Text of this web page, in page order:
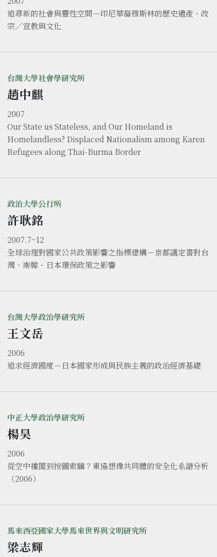
追尋新的社會與靈性空間－印尼華裔穆斯林的歷史遺產、改
宗／宣教與文化
台灣大學社會學研究所
趙中麒
2007
Our State us Stateless, and Our Homeland is
Homelandless? Displaced Nationalism among Karen
Refugees along Thai-Burma Border
政治大學公行所
許耿銘
2007.7~12
全球治理對國家公共政策影響之指標建構－京都議定書對台
灣、南韓、日本環保政策之影響
台灣大學政治學研究所
王文岳
2006
追求經濟國度－日本國家形成與民族主義的政治經濟基礎
中正大學政治學研究所
楊昊
2006
從空中樓閣到按圖索驥？東協想像共同體的安全化系譜分析
（2006）
馬來西亞國家大學馬來世界與文明研究所
梁志輝